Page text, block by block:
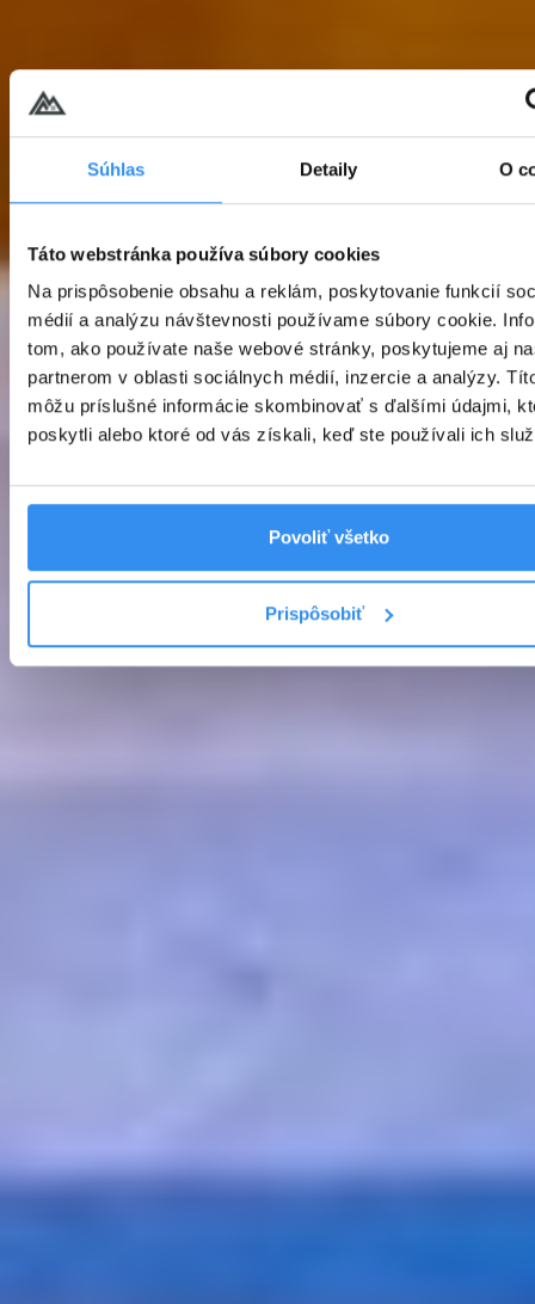
Súhlas Detaily O
Táto webstránka používa súbory cookies
Na prispôsobenie obsahu a reklám, poskytovanie funkcií
médií a analýzu návštevnosti používame súbory cookie.
tom, ako používate naše webové stránky, poskytujeme aj
partnerom v oblasti sociálnych médií, inzercie a analýzy.
môžu príslušné informácie skombinovať s ďalšími údajmi,
poskytli alebo ktoré od vás získali, keď ste používali ich
Povoliť všetko
Prispôsobiť